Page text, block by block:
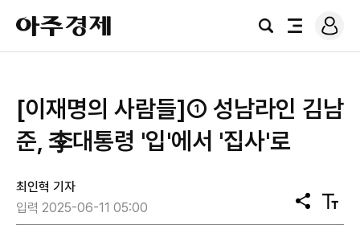
아
주
경
검
전
로
그
[이재명의 사람들]① 성남라인 김남
준, 李대통령 '입'에서 '집사'로
최인혁 기자
입력 2025-06-11 05:00
공
유
텍
스